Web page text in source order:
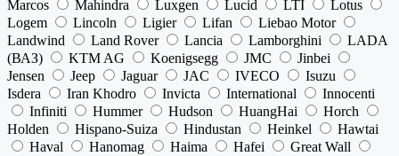
Marcos
Mahindra Luxgen Lucid LTI
Lotus
Logem
Lincoln Ligier Lifan
Liebao Motor
Landwind
Land Rover Lancia Lamborghini
LADA
(ВАЗ)
KTM AG Koenigsegg JMC
Jinbei
Jensen
Jeep Jaguar JAC IVECO
Isuzu
Isdera
Iran Khodro Invicta International
Innocenti
Infiniti
Hummer Hudson HuangHai
Horch
Holden
Hispano-Suiza Hindustan Heinkel
Hawtai
Haval
Hanomag Haima Hafei
Great Wall